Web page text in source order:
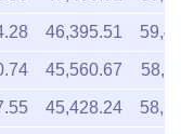
46,395.51
45,560.67
45,428.24